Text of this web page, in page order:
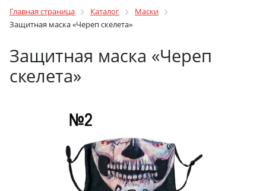
Главная страница Каталог
Маски
Защитная маска «Череп скелета»
Защитная маска «Череп
скелета»